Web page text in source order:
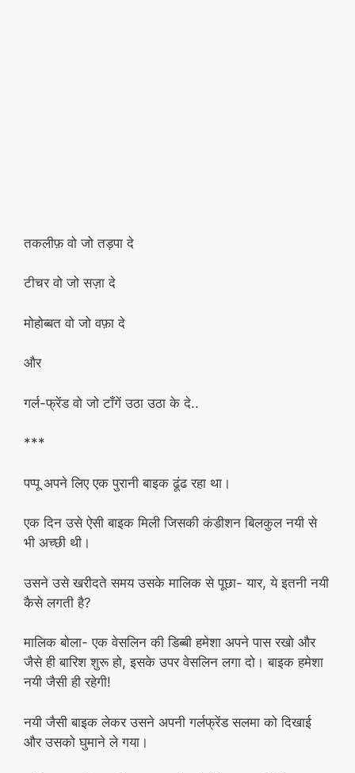
तकलीफ़ वो जो तड़पा दे
टीचर वो जो सज़ा दे
मोहोब्बत वो जो वफ़ा दे
और
गर्ल-फ्रेंड वो जो टाँगें उठा उठा के दे..
***
पप्पू अपने लिए एक पुरानी बाइक ढूंढ रहा था।
एक दिन उसे ऐसी बाइक मिली जिसकी कंडीशन बिलकुल नयी से
भी अच्छी थी।
उसने उसे खरीदते समय उसके मालिक से पूछा- यार, ये इतनी नयी
कैसे लगती है?
मालिक बोला- एक वेसलिन की डिब्बी हमेशा अपने पास रखो और
जैसे ही बारिश शुरू हो, इसके उपर वेसलिन लगा दो। बाइक हमेशा
नयी जैसी ही रहेगी!
नयी जैसी बाइक लेकर उसने अपनी गर्लफ्रेंड सलमा को दिखाई
और उसको घुमाने ले गया।